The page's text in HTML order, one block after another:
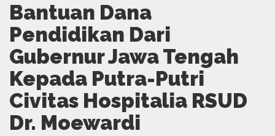
Bantuan Dana
Pendidikan Dari
Gubernur Jawa Tengah
Kepada Putra-Putri
Civitas Hospitalia RSUD
Dr. Moewardi